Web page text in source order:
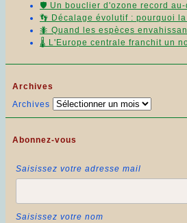
🛡️ Un bouclier d'ozone record
👣 Décalage évolutif : pourquoi
🐜 Quand les espèces
🌡️ L'Europe centrale franchit un
Archives
Archives
Abonnez-vous
Saisissez votre adresse mail
Saisissez votre nom